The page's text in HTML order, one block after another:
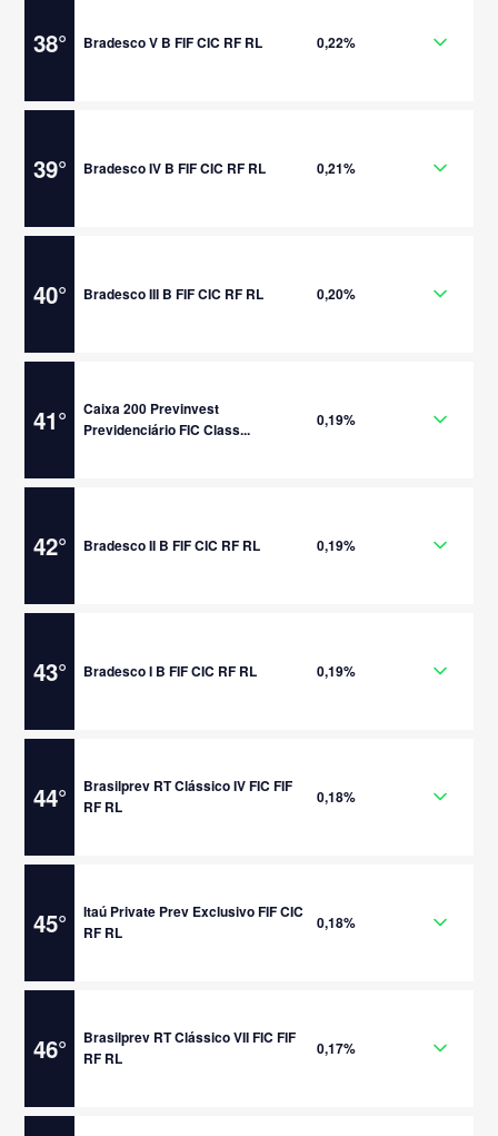
38° Bradesco V B FIF CIC RF RL 0,22%
39° Bradesco IV B FIF CIC RF RL 0,21%
40° Bradesco III B FIF CIC RF RL 0,20%
41°
Caixa 200 Previnvest
Previdenciário FIC Class...
0,19%
42° Bradesco II B FIF CIC RF RL 0,19%
43° Bradesco I B FIF CIC RF RL 0,19%
44°
Brasilprev RT Clássico IV FIC FIF
RF RL
0,18%
45°
Itaú Private Prev Exclusivo FIF CIC
RF RL
0,18%
46°
Brasilprev RT Clássico VII FIC FIF
RF RL
0,17%